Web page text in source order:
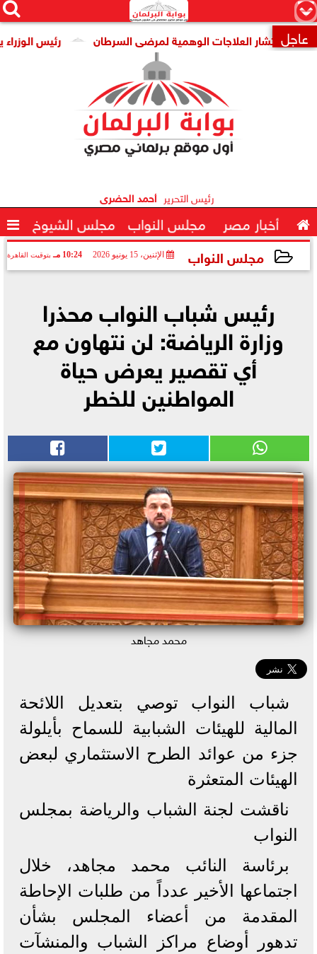
×


 عاجل رئيس الوزراء يتابع العلاجات الوهمية لمرضى السرطان
رئيس التحرير أحمد الحضرى
 أخبار مصر مجلس النواب مجلس الشيوخ 
مجلس النواب الإثنين، 15 يونيو 2026 10:24 مـ بتوقيت القاهرة
رئيس شباب النواب محذرا
وزارة الرياضة: لن نتهاون مع
أي تقصير يعرض حياة
المواطنين للخطر
محمد مجاهد
شباب النواب توصي بتعديل اللائحة
المالية للهيئات الشبابية للسماح بأيلولة
جزء من عوائد الطرح الاستثماري لبعض
الهيئات المتعثرة
ناقشت لجنة الشباب والرياضة بمجلس
النواب
برئاسة النائب محمد مجاهد، خلال
اجتماعها الأخير عدداً من طلبات الإحاطة
المقدمة من أعضاء المجلس بشأن
تدهور أوضاع مراكز الشباب والمنشآت